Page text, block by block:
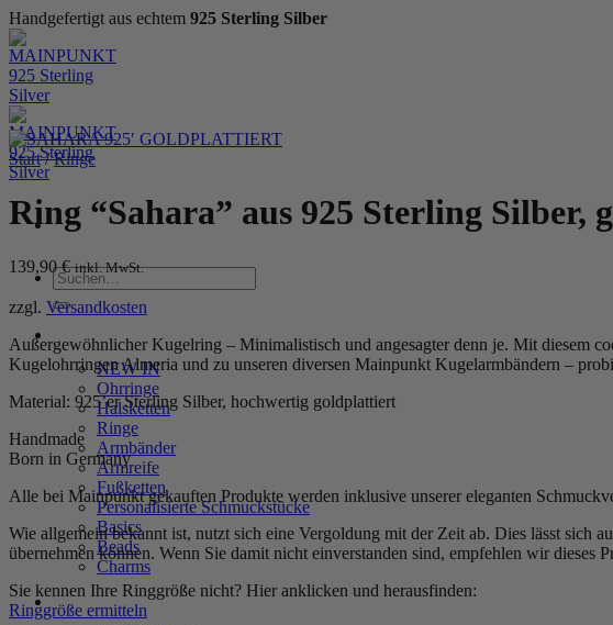
Handgefertigt aus echtem 925 Sterling Silber
Zum
Inhalt
springen
Suchen
nach:
WOMEN
NEW IN
Ohrringe
Halsketten
Ringe
Armbänder
Armreife
Fußketten
Personalisierte Schmuckstücke
Basics
Beads
Charms
MEN
Start / Ringe
Ring “Sahara” aus 925 Sterling Silber,
139,90€ inkl. MwSt.
zzgl. Versandkosten
Außergewöhnlicher Kugelring – Minimalistisch und angesagter denn je. Mit diesem
Kugelohrringen Almeria und zu unseren diversen Mainpunkt Kugelarmbändern –
Material: 925’er Sterling Silber, hochwertig goldplattiert
Handmade
Born in Germany
Alle bei Mainpunkt gekauften Produkte werden inklusive unserer eleganten
Wie allgemein bekannt ist, nutzt sich eine Vergoldung mit der Zeit ab. Dies lässt sich
übernehmen können. Wenn Sie damit nicht einverstanden sind, empfehlen wir dieses
Sie kennen Ihre Ringgröße nicht? Hier anklicken und herausfinden:
Ringgröße ermitteln